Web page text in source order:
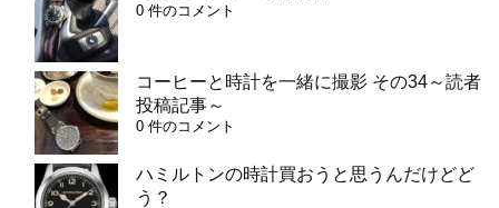
0 件のコメント
コーヒーと時計を一緒に撮影 その34～読者
投稿記事～
0 件のコメント
ハミルトンの時計買おうと思うんだけどど
う？